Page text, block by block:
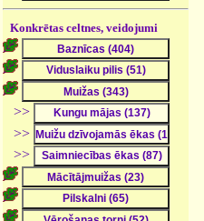
Konkrētas celtnes, veidojumi
>>
>>
>>